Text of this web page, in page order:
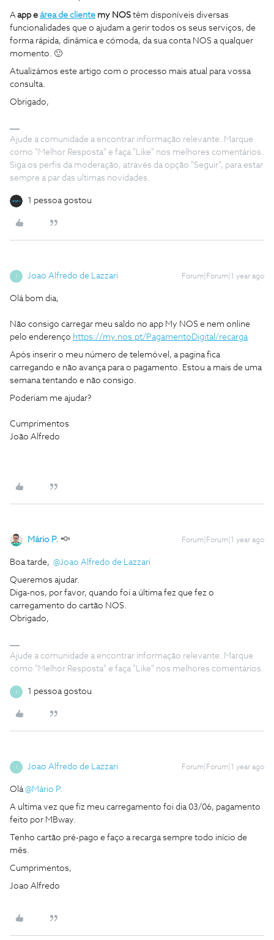
Aapp e área de cliente my NOS têm disponíveis diversas
funcionalidades que o ajudam a gerir todos os seus serviços, de
forma rápida, dinâmica e cómoda, da sua conta NOS a qualquer
momento. 🙂
Atualizámos este artigo com o processo mais atual para vossa
consulta.
Obrigado,
Ajude a comunidade a encontrar informação relevante. Marque
como "Melhor Resposta" e faça "Like" nos melhores comentários.
Siga os perfis da moderação, através da opção "Seguir", para estar
sempre a par das ultimas novidades.
1 pessoa gostou
J Joao Alfredo de Lazzari Forum|Forum|1 year ago
Olá bom dia,
Não consigo carregar meu saldo no app My NOS e nem online
pelo enderenço https://my.nos.pt/PagamentoDigital/recarga
Após inserir o meu número de telemóvel, a pagina fica
carregando e não avança para o pagamento. Estou a mais de uma
semana tentando e não consigo.
Poderiam me ajudar?
Cumprimentos
João Alfredo
Mário P. Forum|Forum|1 year ago
Boa tarde, ​ @Joao Alfredo de Lazzari
Queremos ajudar.
Diga-nos, por favor, quando foi a última fez que fez o
carregamento do cartão NOS.
Obrigado,
Ajude a comunidade a encontrar informação relevante. Marque
como "Melhor Resposta" e faça "Like" nos melhores comentários.
J 1 pessoa gostou
J Joao Alfredo de Lazzari Forum|Forum|1 year ago
Olá ​@Mário P.
A ultima vez que fiz meu carregamento foi dia 03/06, pagamento
feito por MBway.
Tenho cartão pré-pago e faço a recarga sempre todo início de
mês.
Cumprimentos,
Joao Alfredo